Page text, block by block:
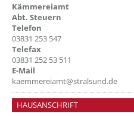
Kämmereiamt
Abt. Steuern
Telefon
03831 253 547
Telefax
03831 252 53 511
E-Mail
kaemmereiamt@stralsund.de
HAUSANSCHRIFT